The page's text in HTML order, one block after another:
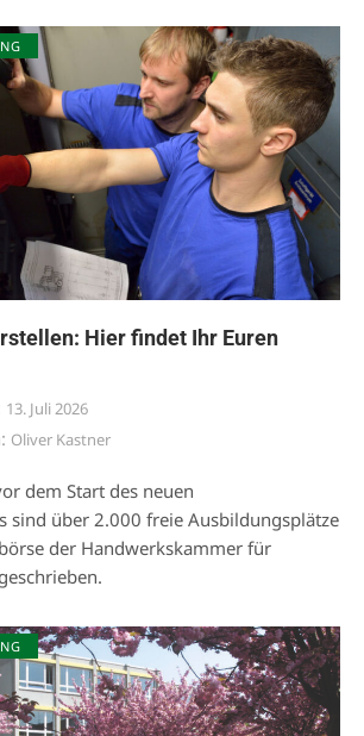
Hier findet Ihr Euren
13. Juli 2026
Oliver Kastner
dem Start des neuen
sind über 2.000 freie Ausbildungsplätze
der Handwerkskammer für